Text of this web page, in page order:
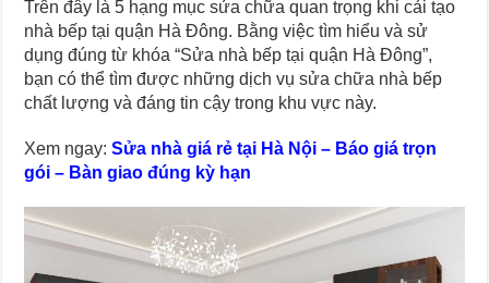
Trên đây là 5 hạng mục sửa chữa quan trọng khi cải tạo
nhà bếp tại quận Hà Đông. Bằng việc tìm hiểu và sử
dụng đúng từ khóa “Sửa nhà bếp tại quận Hà Đông”,
bạn có thể tìm được những dịch vụ sửa chữa nhà bếp
chất lượng và đáng tin cậy trong khu vực này.
Xem ngay:Sửa nhà giá rẻ tại Hà Nội – Báo giá trọn
gói – Bàn giao đúng kỳ hạn